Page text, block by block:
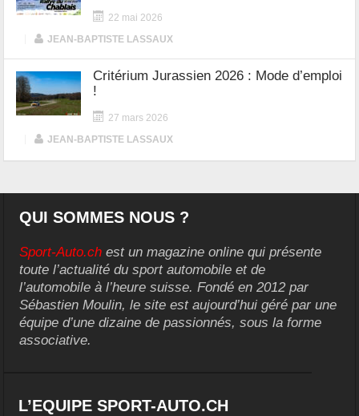
22 mai 2026
JEAN-BAPTISTE LASSAUX
Critérium Jurassien 2026 : Mode d’emploi
!
27 mars 2026
JEAN-BAPTISTE LASSAUX
QUI SOMMES NOUS ?
Sport-Auto.ch est un magazine online qui présente
toute l’actualité du sport automobile et de
l’automobile à l’heure suisse. Fondé en 2012 par
Sébastien Moulin, le site est aujourd’hui géré par une
équipe d’une dizaine de passionnés, sous la forme
associative.
L’EQUIPE SPORT-AUTO.CH